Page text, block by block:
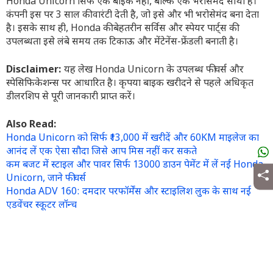
कंपनी इस पर 3 साल की वारंटी देती है, जो इसे और भी भरोसेमंद बना देता
है। इसके साथ ही, Honda की बेहतरीन सर्विस और स्पेयर पार्ट्स की
उपलब्धता इसे लंबे समय तक टिकाऊ और मेंटेनेंस-फ्रेंडली बनाती है।
Disclaimer: यह लेख Honda Unicorn के उपलब्ध फीचर्स और
स्पेसिफिकेशन्स पर आधारित है। कृपया बाइक खरीदने से पहले अधिकृत
डीलरशिप से पूरी जानकारी प्राप्त करें।
Also Read:
Honda Unicorn को सिर्फ ₹13,000 में खरीदें और 60KM माइलेज का
आनंद लें एक ऐसा सौदा जिसे आप मिस नहीं कर सकते
कम बजट में स्टाइल और पावर सिर्फ 13000 डाउन पेमेंट में लें नई Honda
Unicorn, जाने फीचर्स
Honda ADV 160: दमदार परफॉर्मेंस और स्टाइलिश लुक के साथ नई
एडवेंचर स्कूटर लॉन्च